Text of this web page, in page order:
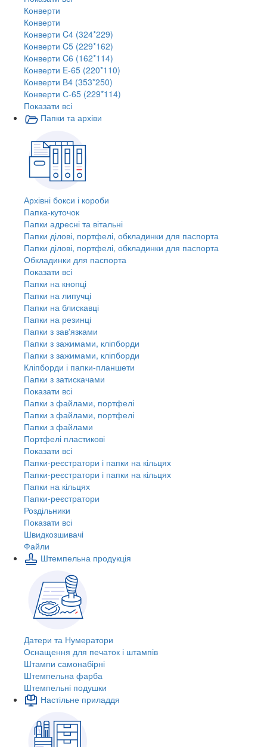
Конверти
Конверти
Конверти C4 (324*229)
Конверти C5 (229*162)
Конверти C6 (162*114)
Конверти E-65 (220*110)
Конверти В4 (353*250)
Конверти С-65 (229*114)
Показати всі
Папки та архіви
Архівні бокси і короби
Папка-куточок
Папки адресні та вітальні
Папки ділові, портфелі, обкладинки для паспорта
Папки ділові, портфелі, обкладинки для паспорта
Обкладинки для паспорта
Показати всі
Папки на кнопці
Папки на липучці
Папки на блискавці
Папки на резинці
Папки з зав'язками
Папки з зажимами, кліпборди
Папки з зажимами, кліпборди
Кліпборди і папки-планшети
Папки з затискачами
Показати всі
Папки з файлами, портфелі
Папки з файлами, портфелі
Папки з файлами
Портфелі пластикові
Показати всі
Папки-реєстратори і папки на кільцях
Папки-реєстратори і папки на кільцях
Папки на кільцях
Папки-реєстратори
Роздільники
Показати всі
Швидкозшивачi
Файли
Штемпельна продукція
Датери та Нумератори
Оснащення для печаток і штампів
Штампи самонабірні
Штемпельна фарба
Штемпельні подушки
Настільне приладдя